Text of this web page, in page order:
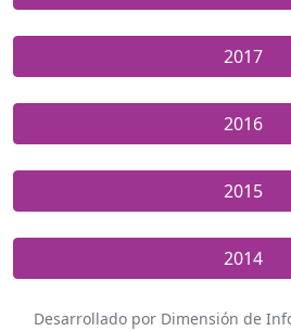
2017
2016
2015
2014
Desarrollado por Dimensión de